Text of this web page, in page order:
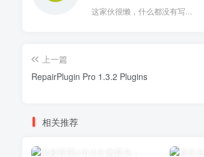
这家伙很懒，什么都没有写...
上一篇
RepairPlugin Pro 1.3.2 Plugins
相关推荐